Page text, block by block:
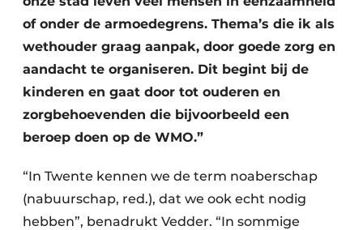
of onder de armoedegrens. Thema’s die ik als
wethouder graag aanpak, door goede zorg en
aandacht te organiseren. Dit begint bij de
kinderen en gaat door tot ouderen en
zorgbehoevenden die bijvoorbeeld een
beroep doen op de WMO.”
“In Twente kennen we de term noaberschap
(nabuurschap, red.), dat we ook echt nodig
hebben”, benadrukt Vedder. “In sommige